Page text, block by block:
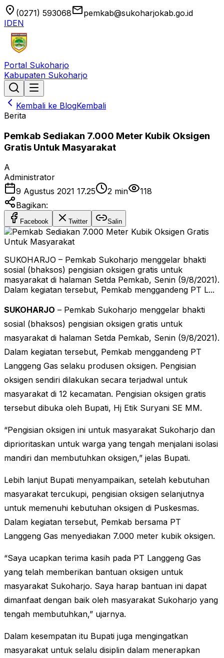
location_on (0271) 593068emailpemkab@sukoharjokab.go.id
IDEN
Portal Sukoharjo
Kabupaten Sukoharjo
Kembali ke BlogKembali
Berita
Pemkab Sediakan 7.000 Meter Kubik Oksigen
Gratis Untuk Masyarakat
A
Administrator
9 Agustus 2021 17.25
2 min
118
Bagikan:
Facebook Twitter Salin
SUKOHARJO – Pemkab Sukoharjo menggelar bhakti
sosial (bhaksos) pengisian oksigen gratis untuk
masyarakat di halaman Setda Pemkab, Senin (9/8/2021).
Dalam kegiatan tersebut, Pemkab menggandeng PT L...
SUKOHARJO – Pemkab Sukoharjo menggelar bhakti
sosial (bhaksos) pengisian oksigen gratis untuk
masyarakat di halaman Setda Pemkab, Senin (9/8/2021).
Dalam kegiatan tersebut, Pemkab menggandeng PT
Langgeng Gas selaku produsen oksigen. Pengisian
oksigen sendiri dilakukan secara terjadwal untuk
masyarakat di 12 kecamatan. Pengisian oksigen gratis
tersebut dibuka oleh Bupati, Hj Etik Suryani SE MM.
“Pengisian oksigen ini untuk masyarakat Sukoharjo dan
diprioritaskan untuk warga yang tengah menjalani isolasi
mandiri dan membutuhkan oksigen,” jelas Bupati.
Lebih lanjut Bupati menyampaikan, setelah kebutuhan
masyarakat tercukupi, pengisian oksigen selanjutnya
untuk memenuhi kebutuhan oksigen di Puskesmas.
Dalam kegiatan tersebut, Pemkab bersama PT
Langgeng Gas menyediakan 7.000 meter kubik oksigen.
“Saya ucapkan terima kasih pada PT Langgeng Gas
yang telah memberikan bantuan oksigen untuk
masyarakat Sukoharjo. Saya harap bantuan ini dapat
dimanfaat dengan baik oleh masyarakat Sukoharjo yang
tengah membutuhkan,” ujarnya.
Dalam kesempatan itu Bupati juga mengingatkan
masyarakat untuk selalu disiplin dalam menerapkan